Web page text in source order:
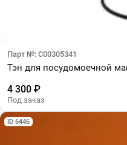
Парт №: C00305341
Тэн для посудомоечной
4 300 ₽
Под заказ
ID 6446